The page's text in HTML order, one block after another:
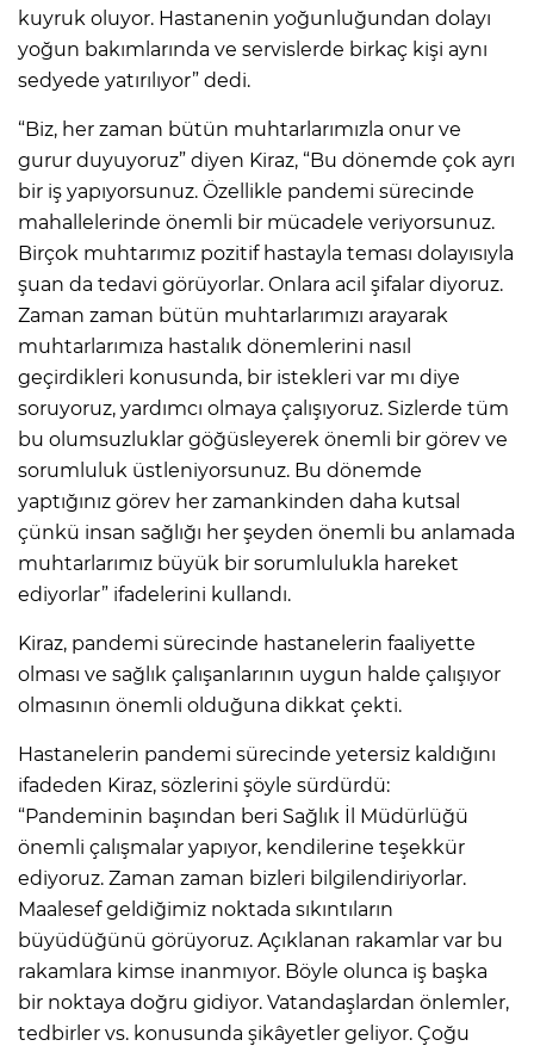
kuyruk oluyor. Hastanenin yoğunluğundan dolayı
yoğun bakımlarında ve servislerde birkaç kişi aynı
sedyede yatırılıyor” dedi.
“Biz, her zaman bütün muhtarlarımızla onur ve
gurur duyuyoruz” diyen Kiraz, “Bu dönemde çok ayrı
bir iş yapıyorsunuz. Özellikle pandemi sürecinde
mahallelerinde önemli bir mücadele veriyorsunuz.
Birçok muhtarımız pozitif hastayla teması dolayısıyla
şuan da tedavi görüyorlar. Onlara acil şifalar diyoruz.
Zaman zaman bütün muhtarlarımızı arayarak
muhtarlarımıza hastalık dönemlerini nasıl
geçirdikleri konusunda, bir istekleri var mı diye
soruyoruz, yardımcı olmaya çalışıyoruz. Sizlerde tüm
bu olumsuzluklar göğüsleyerek önemli bir görev ve
sorumluluk üstleniyorsunuz. Bu dönemde
yaptığınız görev her zamankinden daha kutsal
çünkü insan sağlığı her şeyden önemli bu anlamada
muhtarlarımız büyük bir sorumlulukla hareket
ediyorlar” ifadelerini kullandı.
Kiraz, pandemi sürecinde hastanelerin faaliyette
olması ve sağlık çalışanlarının uygun halde çalışıyor
olmasının önemli olduğuna dikkat çekti.
Hastanelerin pandemi sürecinde yetersiz kaldığını
ifadeden Kiraz, sözlerini şöyle sürdürdü:
“Pandeminin başından beri Sağlık İl Müdürlüğü
önemli çalışmalar yapıyor, kendilerine teşekkür
ediyoruz. Zaman zaman bizleri bilgilendiriyorlar.
Maalesef geldiğimiz noktada sıkıntıların
büyüdüğünü görüyoruz. Açıklanan rakamlar var bu
rakamlara kimse inanmıyor. Böyle olunca iş başka
bir noktaya doğru gidiyor. Vatandaşlardan önlemler,
tedbirler vs. konusunda şikâyetler geliyor. Çoğu